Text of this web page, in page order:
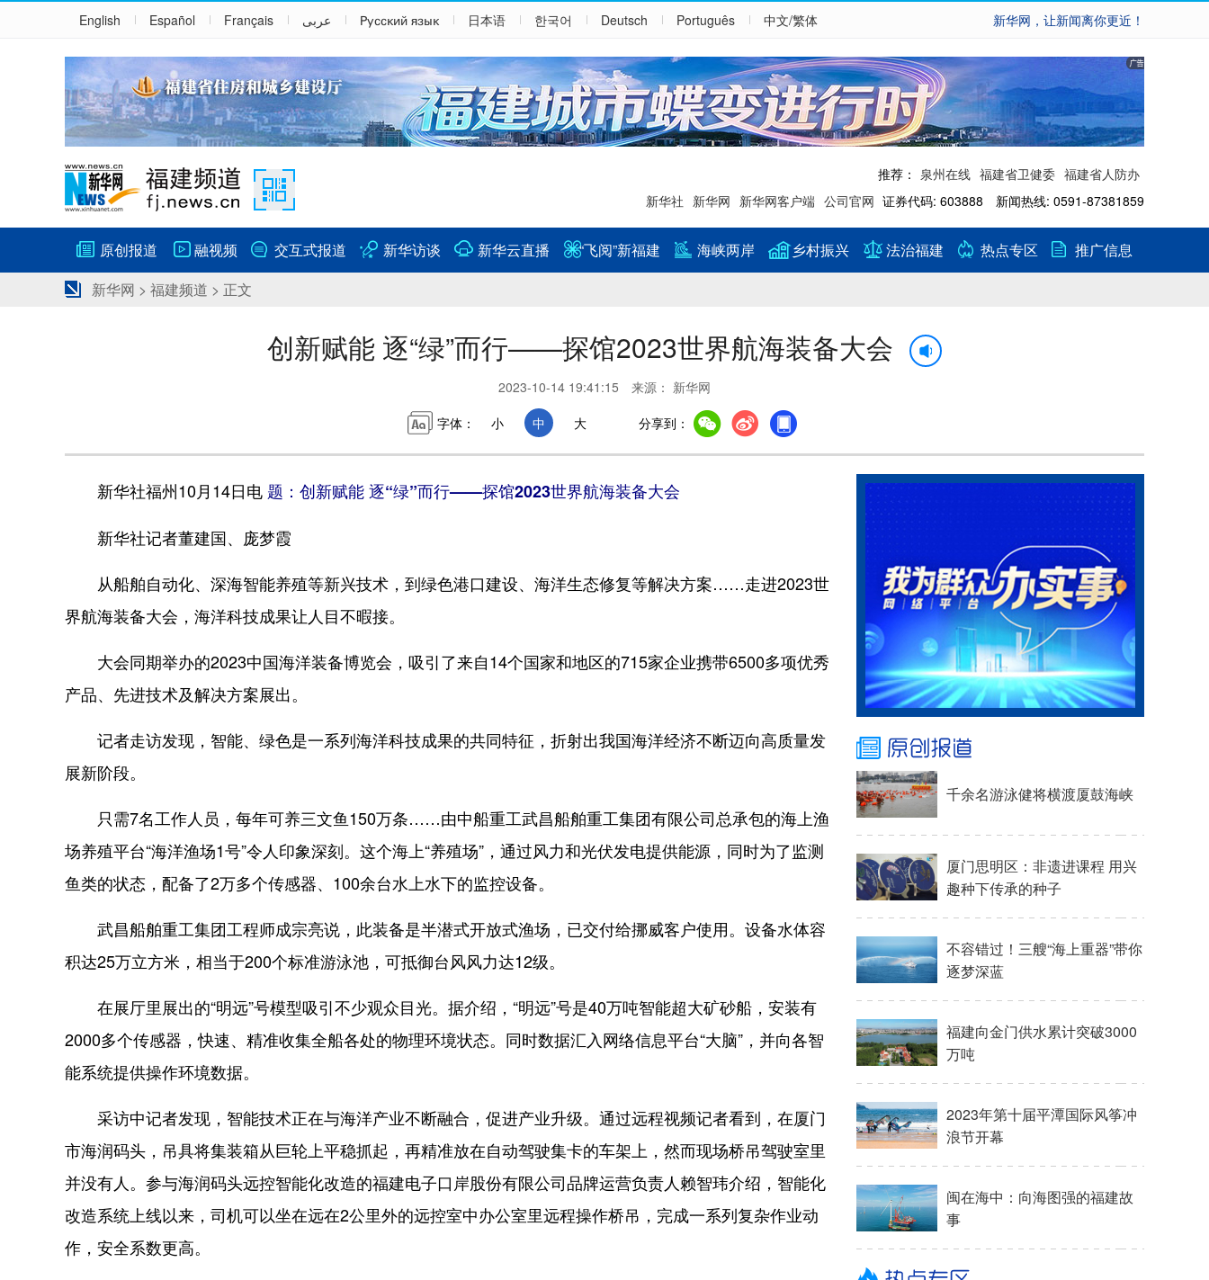
English Español Français عربى Русский язык 日本语 한국어 Deutsch Português 中文/繁体 新华网，让新闻离你更近！
推荐： 泉州在线 福建省卫健委 福建省人防办
新华社 新华网 新华网客户端 公司官网 证券代码: 603888 新闻热线: 0591-87381859
原创报道 融视频 交互式报道 新华访谈 新华云直播 “飞阅”新福建 海峡两岸 乡村振兴 法治福建 热点专区
推广信息
新华网 > 福建频道 > 正文
创新赋能 逐“绿”而行——探馆2023世界航海装备大会
2023-10-14 19:41:15 来源： 新华网
字体：
小 中 大 分享到：
新华社福州10月14日电 题：创新赋能 逐“绿”而行——探馆2023世界航海装备大会
新华社记者董建国、庞梦霞
从船舶自动化、深海智能养殖等新兴技术，到绿色港口建设、海洋生态修复等解决方案……走进2023世
界航海装备大会，海洋科技成果让人目不暇接。
大会同期举办的2023中国海洋装备博览会，吸引了来自14个国家和地区的715家企业携带6500多项优秀
产品、先进技术及解决方案展出。
记者走访发现，智能、绿色是一系列海洋科技成果的共同特征，折射出我国海洋经济不断迈向高质量发
展新阶段。
只需7名工作人员，每年可养三文鱼150万条……由中船重工武昌船舶重工集团有限公司总承包的海上渔
场养殖平台“海洋渔场1号”令人印象深刻。这个海上“养殖场”，通过风力和光伏发电提供能源，同时为了监测
鱼类的状态，配备了2万多个传感器、100余台水上水下的监控设备。
武昌船舶重工集团工程师成宗亮说，此装备是半潜式开放式渔场，已交付给挪威客户使用。设备水体容
积达25万立方米，相当于200个标准游泳池，可抵御台风风力达12级。
在展厅里展出的“明远”号模型吸引不少观众目光。据介绍，“明远”号是40万吨智能超大矿砂船，安装有
2000多个传感器，快速、精准收集全船各处的物理环境状态。同时数据汇入网络信息平台“大脑”，并向各智
能系统提供操作环境数据。
采访中记者发现，智能技术正在与海洋产业不断融合，促进产业升级。通过远程视频记者看到，在厦门
市海润码头，吊具将集装箱从巨轮上平稳抓起，再精准放在自动驾驶集卡的车架上，然而现场桥吊驾驶室里
并没有人。参与海润码头远控智能化改造的福建电子口岸股份有限公司品牌运营负责人赖智玮介绍，智能化
改造系统上线以来，司机可以坐在远在2公里外的远控室中办公室里远程操作桥吊，完成一系列复杂作业动
作，安全系数更高。
千余名游泳健将横渡厦鼓海峡
厦门思明区：非遗进课程 用兴
趣种下传承的种子
不容错过！三艘“海上重器”带你
逐梦深蓝
福建向金门供水累计突破3000
万吨
2023年第十届平潭国际风筝冲
浪节开幕
闽在海中：向海图强的福建故
事